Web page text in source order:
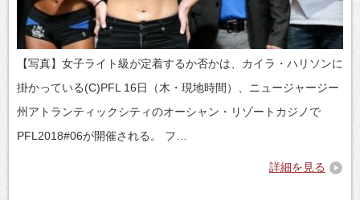
【写真】女子ライト級が定着するか否かは、カイラ・ハリソンに
掛かっている(C)PFL 16日（木・現地時間）、ニュージャージー
州アトランティックシティのオーシャン・リゾートカジノで
PFL2018#06が開催される。 フ…
詳細を見る